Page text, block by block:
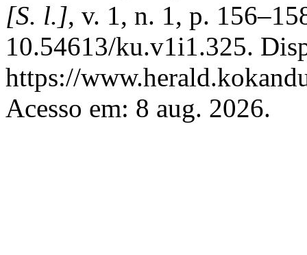
[S. l.], v. 1, n. 1, p.
10.54613/ku.v1i1.325.
https://
Acesso em: 8 aug. 2026.